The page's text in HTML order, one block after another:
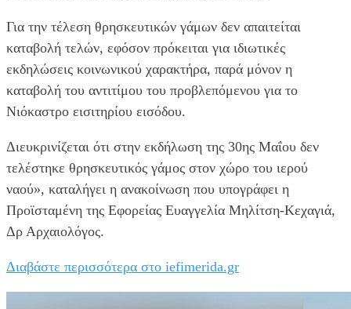
Για την τέλεση θρησκευτικών γάμων δεν απαιτείται
καταβολή τελών, εφόσον πρόκειται για ιδιωτικές
εκδηλώσεις κοινωνικού χαρακτήρα, παρά μόνον η
καταβολή του αντιτίμου του προβλεπόμενου για το
Νιόκαστρο εισιτηρίου εισόδου.
Διευκρινίζεται ότι στην εκδήλωση της 30ης Μαΐου δεν
τελέστηκε θρησκευτικός γάμος στον χώρο του ιερού
ναού», καταλήγει η ανακοίνωση που υπογράφει η
Προϊσταμένη της Εφορείας Ευαγγελία Μηλίτση-Κεχαγιά,
Δρ Αρχαιολόγος.
Διαβάστε περισσότερα στο iefimerida.gr